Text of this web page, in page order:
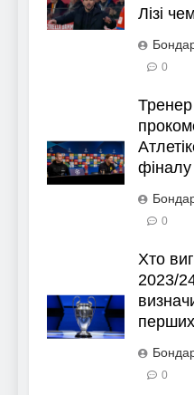
Лізі
0
Тренер
фіналу
0
Хто
2023/
0